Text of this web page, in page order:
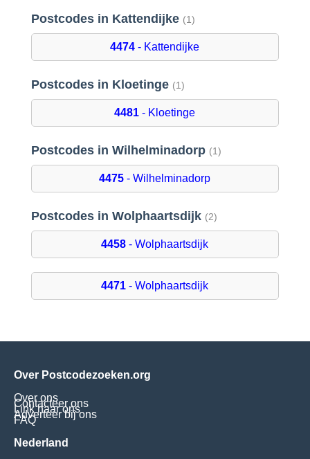
Postcodes in Kattendijke (1)
4474 - Kattendijke
Postcodes in Kloetinge (1)
4481 - Kloetinge
Postcodes in Wilhelminadorp (1)
4475 - Wilhelminadorp
Postcodes in Wolphaartsdijk (2)
4458 - Wolphaartsdijk
4471 - Wolphaartsdijk
Over Postcodezoeken.org
Over ons
Contacteer ons
Link naar ons
Adverteer bij ons
FAQ
Nederland